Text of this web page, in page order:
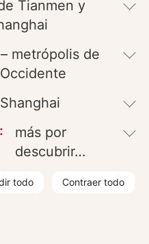
Tianmen y
metrópolis de
más por
descubrir…
todo Contraer todo